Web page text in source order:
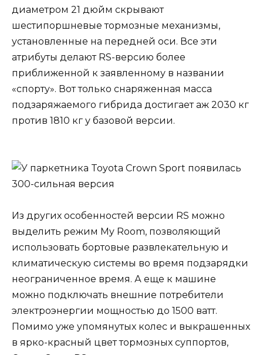
диаметром 21 дюйм скрывают
шестипоршневые тормозные механизмы,
установленные на передней оси. Все эти
атрибуты делают RS-версию более
приближенной к заявленному в названии
«спорту». Вот только снаряженная масса
подзаряжаемого гибрида достигает аж 2030 кг
против 1810 кг у базовой версии.
Из других особенностей версии RS можно
выделить режим My Room, позволяющий
использовать бортовые развлекательную и
климатическую системы во время подзарядки
неограниченное время. А еще к машине
можно подключать внешние потребители
электроэнергии мощностью до 1500 ватт.
Помимо уже упомянутых колес и выкрашенных
в ярко-красный цвет тормозных суппортов,